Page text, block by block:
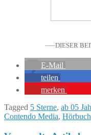
—–DIESER
E-Mail
teilen
merken
Tagged 5 Sterne, ab 05
Contendo Media,